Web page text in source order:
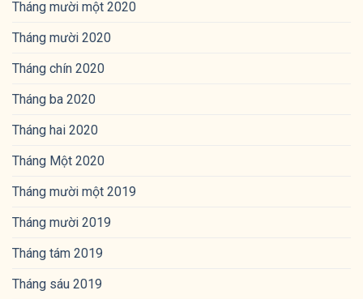
Tháng mười một 2020
Tháng mười 2020
Tháng chín 2020
Tháng ba 2020
Tháng hai 2020
Tháng Một 2020
Tháng mười một 2019
Tháng mười 2019
Tháng tám 2019
Tháng sáu 2019